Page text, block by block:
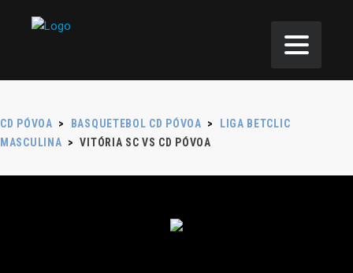
CD PÓVOA > BASQUETEBOL CD PÓVOA >
LIGA BETCLIC
MASCULINA > VITÓRIA SC VS CD PÓVOA